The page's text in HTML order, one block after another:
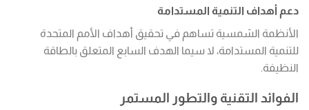
دعم أهداف التنمية المستدامة
الأنظمة الشمسية تساهم في تحقيق أهداف الأمم المتحدة
للتنمية المستدامة، لا سيما الهدف السابع المتعلق بالطاقة
النظيفة.
الفوائد التقنية والتطور المستمر